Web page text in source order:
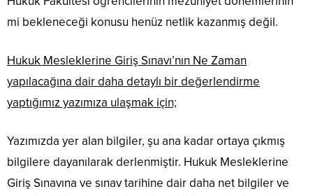
mi bekleneceği konusu henüz netlik kazanmış değil.
Hukuk Mesleklerine Giriş Sınavı’nın Ne Zaman
yapılacağına dair daha detaylı bir değerlendirme
yaptığımız yazımıza ulaşmak için;
Yazımızda yer alan bilgiler, şu ana kadar ortaya çıkmış
bilgilere dayanılarak derlenmiştir. Hukuk Mesleklerine
Giriş Sınavına ve sınav tarihine dair daha net bilgiler ve